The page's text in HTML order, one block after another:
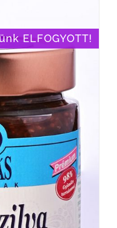
ELFOGYOTT!